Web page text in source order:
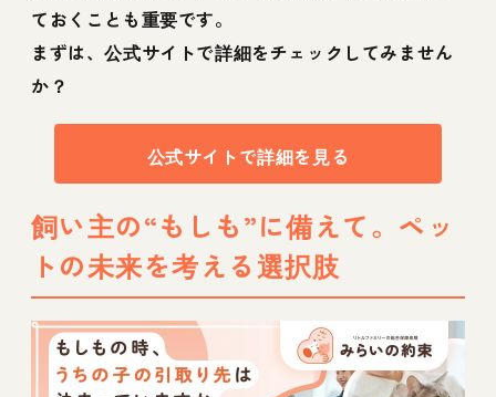
ておくことも重要です。
まずは、公式サイトで詳細をチェックしてみません
か？
公式サイトで詳細を見る
飼い主の“もしも”に備えて。ペッ
トの未来を考える選択肢